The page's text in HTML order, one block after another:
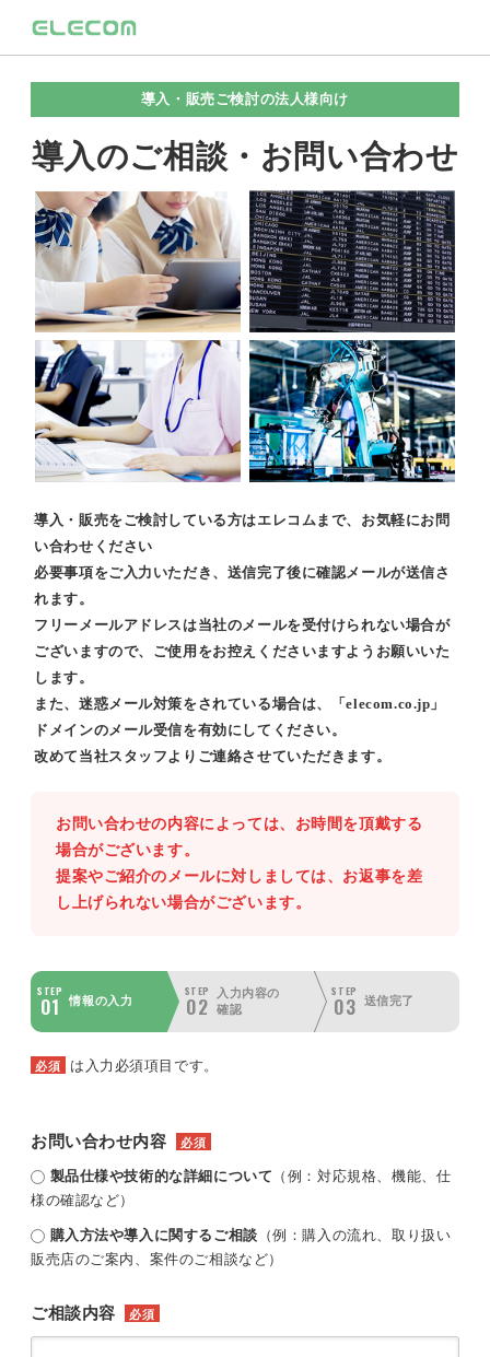
導入・販売ご検討の法人様向け
導入のご相談・お問い合わせ
導入・販売をご検討している方はエレコムまで、お気軽にお問
い合わせください
必要事項をご入力いただき、送信完了後に確認メールが送信さ
れます。
フリーメールアドレスは当社のメールを受付けられない場合が
ございますので、ご使用をお控えくださいますようお願いいた
します。
また、迷惑メール対策をされている場合は、「elecom.co.jp」
ドメインのメール受信を有効にしてください。
改めて当社スタッフよりご連絡させていただきます。
お問い合わせの内容によっては、お時間を頂戴する
場合がございます。
提案やご紹介のメールに対しましては、お返事を差
し上げられない場合がございます。
STEP
01 情報の入力
STEP
02
入力内容の
確認
STEP
03 送信完了
必須 は入力必須項目です。
お問い合わせ内容 必須
製品仕様や技術的な詳細について （例：対応規格、機能、仕
様の確認など）
購入方法や導入に関するご相談 （例：購入の流れ、取り扱い
販売店のご案内、案件のご相談など）
ご相談内容 必須